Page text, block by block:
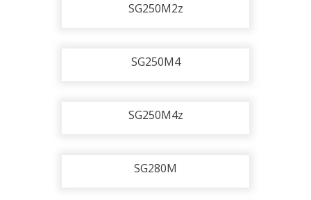
SG250M2z
SG250M4
SG250M4z
SG280M